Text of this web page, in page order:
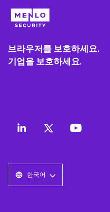
브라우저를 보호하세요.
기업을 보호하세요.
한국어